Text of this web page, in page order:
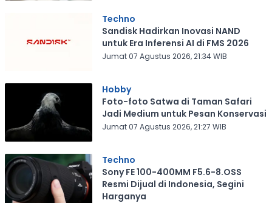
Techno
Sandisk Hadirkan Inovasi NAND
untuk Era Inferensi AI di FMS 2026
Jumat 07 Agustus 2026, 21:34 WIB
Hobby
Foto-foto Satwa di Taman Safari
Jadi Medium untuk Pesan Konservasi
Jumat 07 Agustus 2026, 21:27 WIB
Techno
Sony FE 100-400MM F5.6-8.OSS
Resmi Dijual di Indonesia, Segini
Harganya